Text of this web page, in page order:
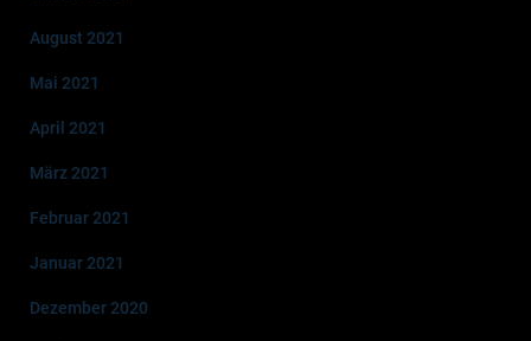
August 2021
Mai 2021
April 2021
März 2021
Februar 2021
Januar 2021
Dezember 2020